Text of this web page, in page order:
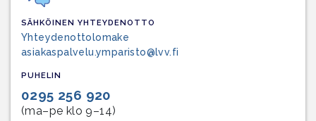
SÄHKÖINEN YHTEYDENOTTO
Yhteydenottolomake
asiakaspalvelu.ymparisto@lvv.fi
PUHELIN
0295 256 920
(ma–pe klo 9–14)